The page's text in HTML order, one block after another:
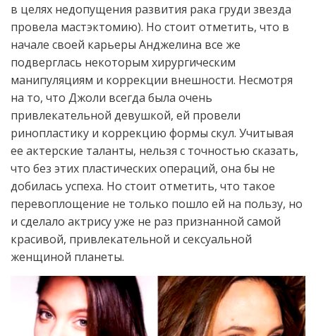
в целях недопущения развития рака груди звезда
провела мастэктомию). Но стоит отметить, что в
начале своей карьеры Анджелина все же
подверглась некоторым хирургическим
манипуляциям и коррекции внешности. Несмотря
на то, что Джоли всегда была очень
привлекательной девушкой, ей провели
ринопластику и коррекцию формы скул. Учитывая
ее актерские таланты, нельзя с точностью сказать,
что без этих пластических операций, она бы не
добилась успеха. Но стоит отметить, что такое
перевоплощение не только пошло ей на пользу, но
и сделало актрису уже не раз признанной самой
красивой, привлекательной и сексуальной
женщиной планеты.